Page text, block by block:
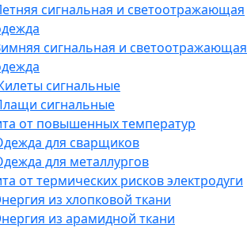
сигнальная и светоотражающая
сигнальная и светоотражающая
сигнальные
сигнальные
от повышенных температур
для сварщиков
для металлургов
от термических рисков электродуги
из хлопковой ткани
из арамидной ткани